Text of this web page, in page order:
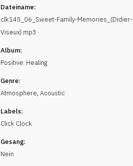
Dateiname:
clk145_06_Sweet-Family-Memories_(Didier-
Viseux).mp3
Album:
Positive: Healing
Genre:
Atmosphere, Acoustic
Labels:
Click Clock
Gesang:
Nein